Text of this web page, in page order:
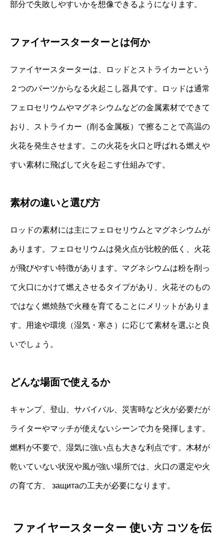
部分で失敗しやすいかを想像できるようになります。
ファイヤースターターとは何か
ファイヤースターターは、ロッドとストライカーという
２つのパーツからなる火起こし器具です。ロッドは通常
フェロセリウムやマグネシウムなどの金属素材でできて
おり、ストライカー（削る金属板）で擦ることで高温の
火花を発生させます。この火花を火口と呼ばれる燃えや
すい素材に飛ばして火を起こす仕組みです。
素材の違いと選び方
ロッドの素材には主にフェロセリウムとマグネシウムが
あります。フェロセリウムは発火点が比較的低く、火花
が飛びやすい特徴があります。マグネシウムは粉を削っ
て火口にかけて燃えさせるタイプがあり、火花そのもの
ではなく燃焼熱で火種を育てることにメリットがありま
す。用途や環境（湿気・寒さ）に応じて素材を選ぶと良
いでしょう。
どんな場面で使えるか
キャンプ、登山、サバイバル、災害時など火が必要だが
ライターやマッチが使えないシーンで力を発揮します。
燃料が不要で、湿気に強い点も大きな利点です。木材が
乾いていない状況や風が強い場所では、火口の選定や火
の育て方、 защитаの工夫が必要になります。
ファイヤースターター 使い方 コツを伝